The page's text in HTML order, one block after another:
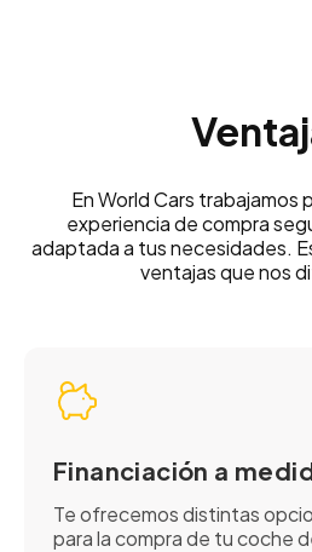
En World Cars trabajamos
experiencia de compra
adaptada a tus necesidades.
ventajas que nos
Financiación a
Te ofrecemos distintas
para la compra de tu coche